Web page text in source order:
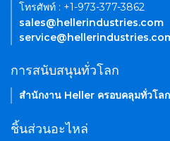
โทรศัพท์ : +1-973-377-3862
sales@hellerindustries.com
การสนับสนุนทั่วโลก
สำนักงาน Heller ครอบคลุมทั่วโล
ชิ้นส่วนอะไหล่